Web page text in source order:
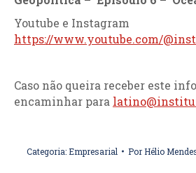
Youtube e Instagram
https://www.youtube.com/
Caso não queira receber este
encaminhar para
Categoria:Empresarial PorHélio